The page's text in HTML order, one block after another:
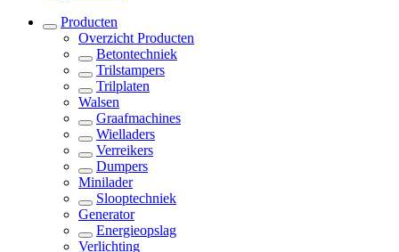
Producten
Overzicht Producten
Betontechniek
Trilstampers
Trilplaten
Walsen
Graafmachines
Wielladers
Verreikers
Dumpers
Minilader
Slooptechniek
Generator
Energieopslag
Verlichting